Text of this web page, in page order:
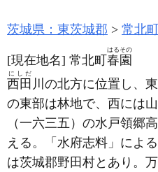
茨城県：東茨城郡 常北町
[現在地名] 常北町 春園
はるその
西田
にしだ
川の北方に位置し、
の東部は林地で、西には
（一六三五） の水戸領郷
える。「水府志料」によ
は茨城郡野田村とあり。